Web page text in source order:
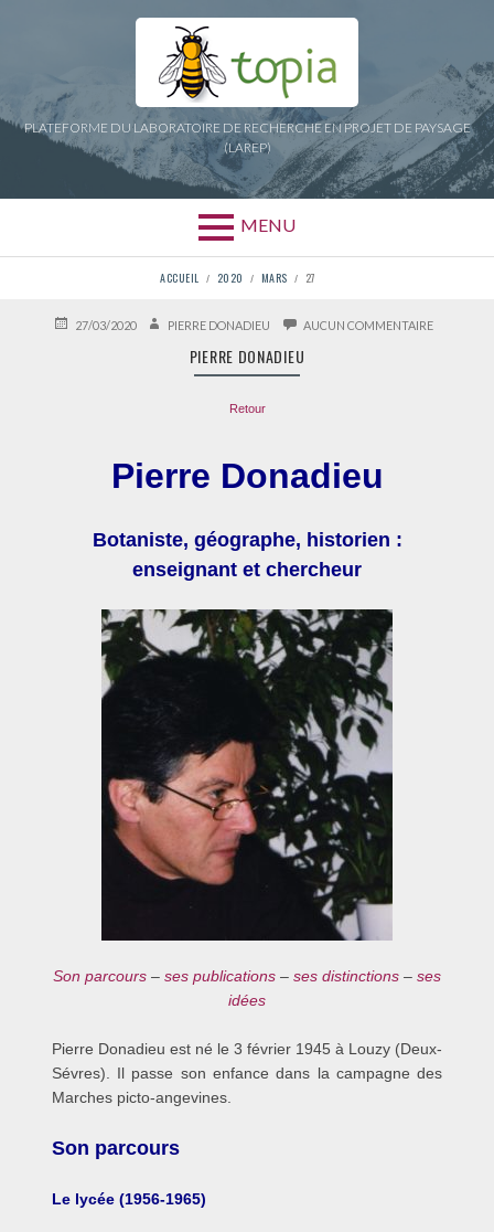
PLATEFORME DU LABORATOIRE DE RECHERCHE EN PROJET DE PAYSAGE
(LAREP)
MENU
D'ARIANE
ACCUEIL 2020 MARS 27
PUBLIÉ27/03/2020 AUTEURPIERRE DONADIEU AUCUN COMMENTAIRESUR
PIERRE DONADIEU
Retour
Pierre Donadieu
Botaniste, géographe, historien :
enseignant et chercheur
Son parcours – ses publications – ses distinctions – ses
idées
Pierre Donadieu est né le 3 février 1945 à Louzy (Deux-
Sévres). Il passe son enfance dans la campagne des
Marches picto-angevines.
Son parcours
Le lycée (1956-1965)